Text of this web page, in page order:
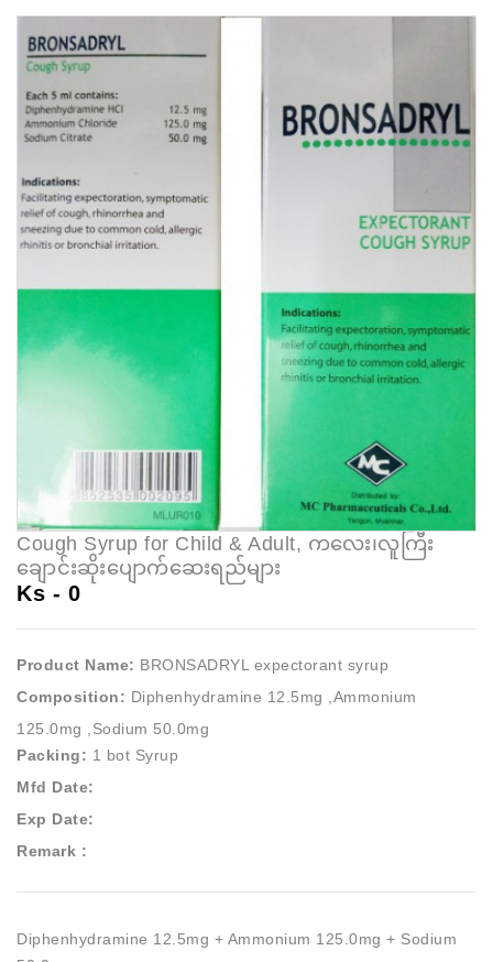
Cough Syrup for Child & Adult, ကလေး၊လူကြီး
ချောင်းဆိုးပျောက်ဆေးရည်များ
Ks - 0
Product Name: BRONSADRYL expectorant syrup
Composition: Diphenhydramine 12.5mg ,Ammonium
125.0mg ,Sodium 50.0mg
Packing: 1 bot Syrup
Mfd Date:
Exp Date:
Remark :
Diphenhydramine 12.5mg + Ammonium 125.0mg + Sodium